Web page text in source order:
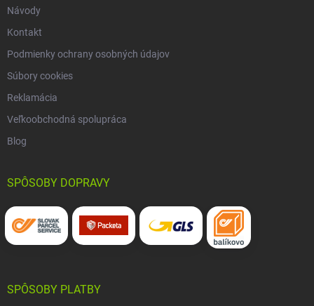
Návody
Kontakt
Podmienky ochrany osobných údajov
Súbory cookies
Reklamácia
Veľkoobchodná spolupráca
Blog
SPÔSOBY DOPRAVY
SPÔSOBY PLATBY